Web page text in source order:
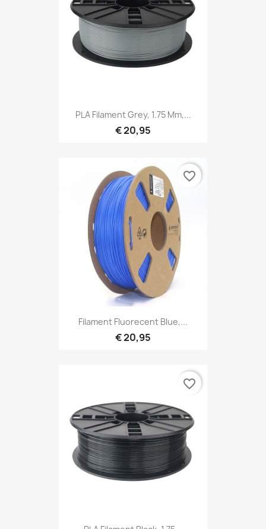
PLA Filament Grey, 1.75 Mm,...
€ 20,95
Filament Fluorecent Blue,...
€ 20,95
favorite_border
favorite_border